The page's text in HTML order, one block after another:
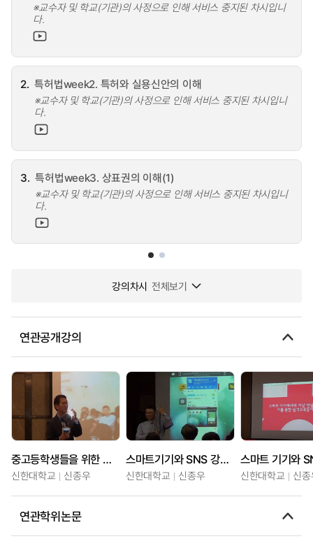
※교수자 및 학교(기관)의 사정으로 인해 서비스 중지된 차시입니
다.
2. 특허법week2. 특허와 실용신안의 이해
※교수자 및 학교(기관)의 사정으로 인해 서비스 중지된 차시입니
다.
3. 특허법week3. 상표권의 이해(1)
※교수자 및 학교(기관)의 사정으로 인해 서비스 중지된 차시입니
다.
강의차시 전체보기
연관공개강의
중고등학생들을 위한 유튜브 리터러시 교육 특강
신한대학교 신종우
스마트기기와 SNS 강의를 위한 쌍방향 교수법-한국대학교육협의회 고등교육연수원 특강
신한대학교 신종우 신한대학교 신
연관학위논문